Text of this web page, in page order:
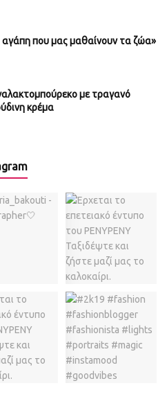
αγάπη που μας μαθαίνουν τα ζώα»
με τραγανό
κρέμα